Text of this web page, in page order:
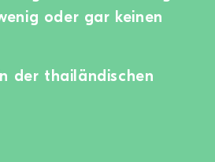
oder gar keinen
der thailändischen